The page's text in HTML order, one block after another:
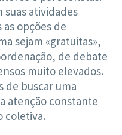
suas atividades
opções de
sejam «gratuitas»,
de debate
muito elevados.
de buscar uma
atenção constante
coletiva.